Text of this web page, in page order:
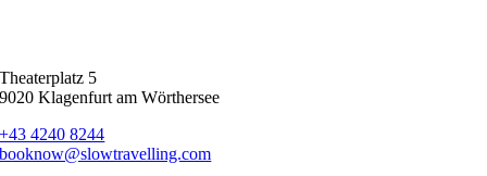
Theaterplatz 5
9020 Klagenfurt am Wörthersee
+43 4240 8244
booknow@slowtravelling.com